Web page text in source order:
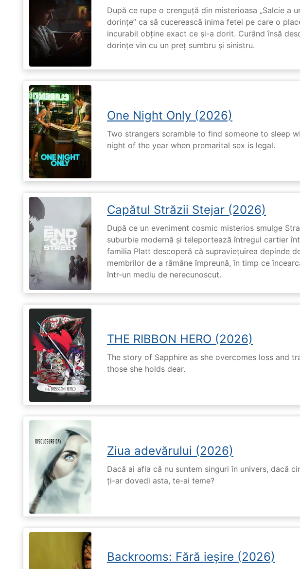
După ce rupe o crenguță din misterioasa „Salcie a
dorințe” ca să cucerească inima fetei pe care o
incurabil obține exact ce și-a dorit. Curând însă
dorințe vin cu un preț sumbru și sinistru.
One Night Only (2026)
Two strangers scramble to find someone to sleep
night of the year when premarital sex is legal.
Capătul Străzii Stejar (2026)
După ce un eveniment cosmic misterios smulge
suburbie modernă și teleportează întregul cartier
familia Platt descoperă că supraviețuirea depinde
membrilor de a rămâne împreună, în timp ce
într-un mediu de nerecunoscut.
THE RIBBON HERO (2026)
The story of Sapphire as she overcomes loss and
those she holds dear.
Ziua adevărului (2026)
Dacă ai afla că nu suntem singuri în univers, dacă
ți-ar dovedi asta, te-ai teme?
Backrooms: Fără ieșire (2026)